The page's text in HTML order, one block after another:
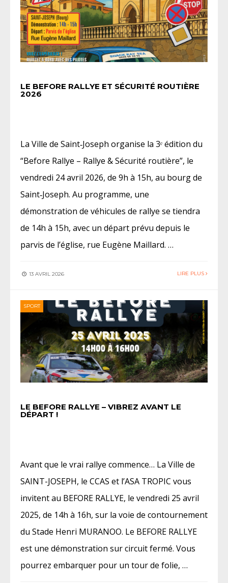
LE BEFORE RALLYE ET SÉCURITÉ ROUTIÈRE
2026
La Ville de Saint‑Joseph organise la 3ᵉ édition du
“Before Rallye – Rallye & Sécurité routière”, le
vendredi 24 avril 2026, de 9h à 15h, au bourg de
Saint‑Joseph. Au programme, une
démonstration de véhicules de rallye se tiendra
de 14h à 15h, avec un départ prévu depuis le
parvis de l’église, rue Eugène Maillard. …
13 AVRIL 2026 LIRE PLUS
SPORT
LE BEFORE RALLYE – VIBREZ AVANT LE
DÉPART !
Avant que le vrai rallye commence… La Ville de
SAINT-JOSEPH, le CCAS et l’ASA TROPIC vous
invitent au BEFORE RALLYE, le vendredi 25 avril
2025, de 14h à 16h, sur la voie de contournement
du Stade Henri MURANOO. Le BEFORE RALLYE
est une démonstration sur circuit fermé. Vous
pourrez embarquer pour un tour de folie, …